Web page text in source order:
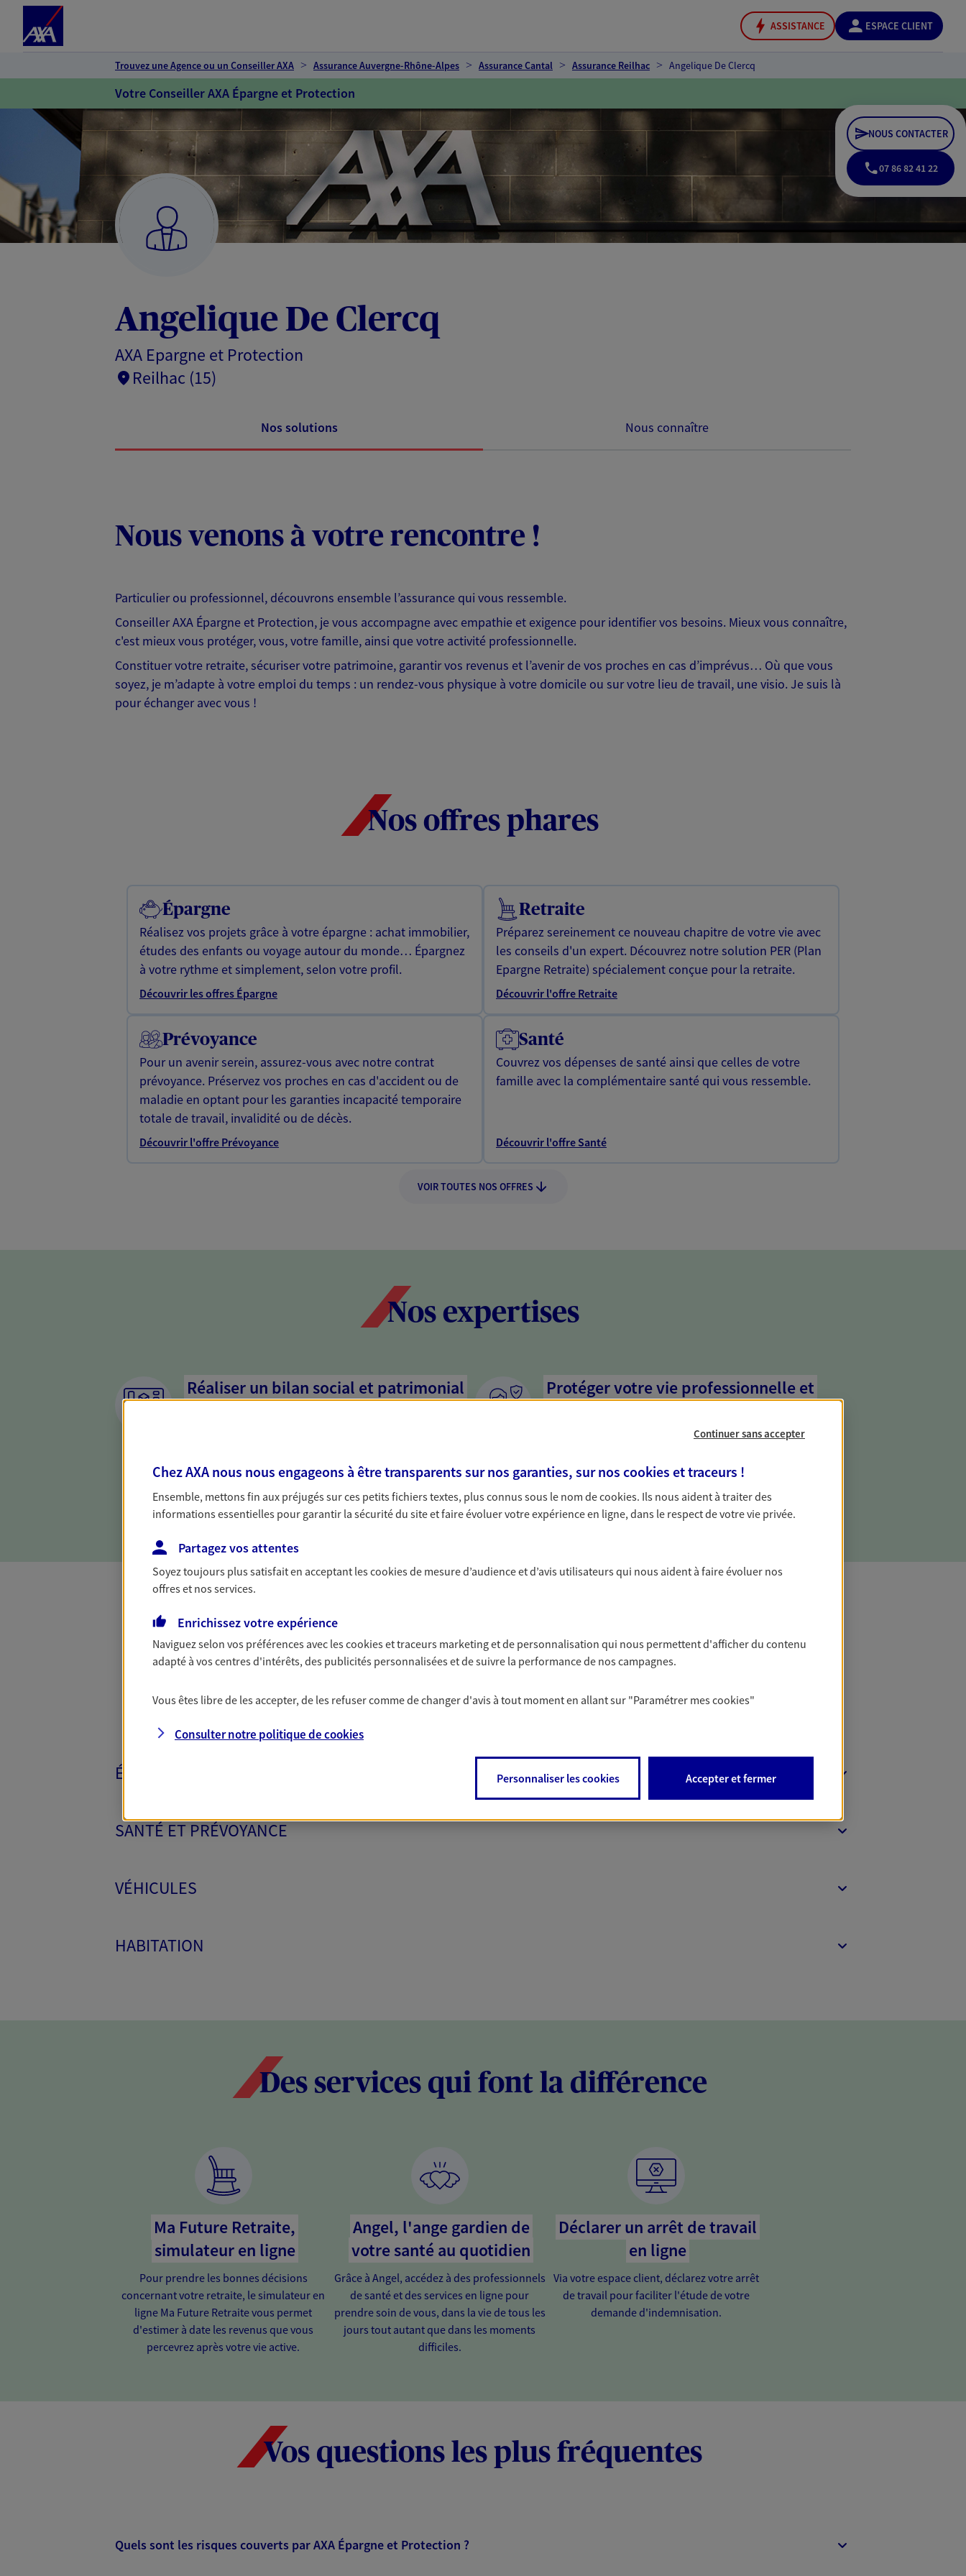
ASSISTANCE ESPACE CLIENT
Trouvez une Agence ou un Conseiller AXA Assurance Auvergne-Rhône-Alpes Assurance Cantal Assurance Reilhac Angelique De Clercq
Votre Conseiller AXA Épargne et Protection
Angelique De Clercq
AXA Epargne et Protection
Reilhac (15)
NOUS CONTACTER
07 86 82 41 22
Nos solutions Nous connaître
Nous venons à votre rencontre !
Particulier ou professionnel, découvrons ensemble l’assurance qui vous ressemble.
Conseiller AXA Épargne et Protection, je vous accompagne avec empathie et exigence pour identifier vos besoins. Mieux vous connaître,
c'est mieux vous protéger, vous, votre famille, ainsi que votre activité professionnelle.
Constituer votre retraite, sécuriser votre patrimoine, garantir vos revenus et l’avenir de vos proches en cas d’imprévus… Où que vous
soyez, je m’adapte à votre emploi du temps : un rendez-vous physique à votre domicile ou sur votre lieu de travail, une visio. Je suis là
pour échanger avec vous !
Nos offres phares
Épargne
Réalisez vos projets grâce à votre épargne : achat immobilier,
études des enfants ou voyage autour du monde… Épargnez
à votre rythme et simplement, selon votre profil.
Découvrir les offres Épargne
Retraite
Préparez sereinement ce nouveau chapitre de votre vie avec
les conseils d'un expert. Découvrez notre solution PER (Plan
Epargne Retraite) spécialement conçue pour la retraite.
Découvrir l'offre Retraite
Prévoyance
Pour un avenir serein, assurez-vous avec notre contrat
prévoyance. Préservez vos proches en cas d'accident ou de
maladie en optant pour les garanties incapacité temporaire
totale de travail, invalidité ou de décès.
Découvrir l'offre Prévoyance
Santé
Couvrez vos dépenses de santé ainsi que celles de votre
famille avec la complémentaire santé qui vous ressemble.
Découvrir l'offre Santé
VOIR TOUTES NOS OFFRES
Nos expertises
Réaliser un bilan social et patrimonial
dresser un bilan complet de votre situation. Une analyse
solide pour vous formuler des conseils cohérents avec vos
besoins.
Protéger votre vie professionnelle et
Nous sommes à votre écoute pour vous proposer des
activité, mais aussi les risques liés à votre vie privée. Un seul
interlocuteur pour tous vos besoins, ça change tout.
Toutes nos solutions AXA Épargne et Protection
PARTICULIERS PROFESSIONNELS
ÉPARGNE ET RETRAITE
SANTÉ ET PRÉVOYANCE
VÉHICULES
HABITATION
Des services qui font la différence
Ma Future Retraite,
simulateur en ligne
Pour prendre les bonnes décisions
concernant votre retraite, le simulateur en
ligne Ma Future Retraite vous permet
d'estimer à date les revenus que vous
percevrez après votre vie active.
Angel, l'ange gardien de
votre santé au quotidien
Grâce à Angel, accédez à des professionnels
de santé et des services en ligne pour
prendre soin de vous, dans la vie de tous les
jours tout autant que dans les moments
difficiles.
Déclarer un arrêt de travail
en ligne
Via votre espace client, déclarez votre arrêt
de travail pour faciliter l'étude de votre
demande d'indemnisation.
Vos questions les plus fréquentes
Quels sont les risques couverts par AXA Épargne et Protection ?
Continuer sans accepter
Chez AXA nous nous engageons à être transparents sur nos garanties, sur nos cookies et traceurs !
Ensemble, mettons fin aux préjugés sur ces petits fichiers textes, plus connus sous le nom decookies. Ils nous aident à traiter des
informations essentielles pour garantir la sécurité du site et faire évoluer votre expérience en ligne, dans le respect de votre vie privée.
Partagez vos attentes
Soyez toujours plus satisfait en acceptant lescookiesde mesure d’audience et d’avis utilisateurs qui nous aident à faire évoluer nos
offres et nos services.
Enrichissez votre expérience
Naviguez selon vos préférences avec lescookies et traceurs marketing et de personnalisation qui nous permettent d'afficher du contenu
adapté à vos centres d'intérêts, des publicités personnalisées et de suivre la performance de nos campagnes.
Vous êtes libre de les accepter, de les refuser comme de changer d'avis à tout moment en allant sur "Paramétrer mescookies"
Consulter notre politique decookies
Personnaliser les cookies Accepter et fermer